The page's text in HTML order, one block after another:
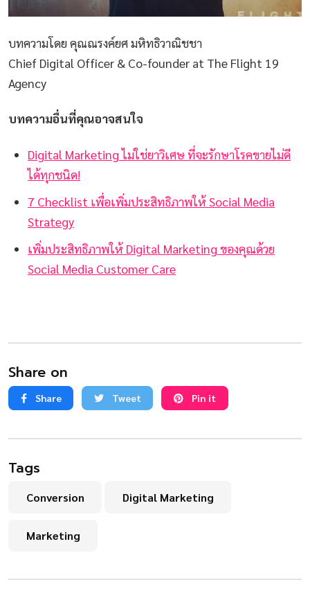
บทความโดย คุณณรงค์ยศ มหิทธิวาณิชชา
Chief Digital Officer & Co-founder at The Flight 19
Agency
บทความอื่นที่คุณอาจสนใจ
Digital Marketing ไม่ใช่ยาวิเศษ ที่จะรักษาโรคขายไม่ดี
ได้ทุกชนิด!
7 Checklist เพื่อเพิ่มประสิทธิภาพให้ Social Media
Strategy
เพิ่มประสิทธิภาพให้ Digital Marketing ของคุณด้วย
Social Media Customer Care
Share on
Share Tweet Pin it
Tags
Conversion Digital Marketing
Marketing